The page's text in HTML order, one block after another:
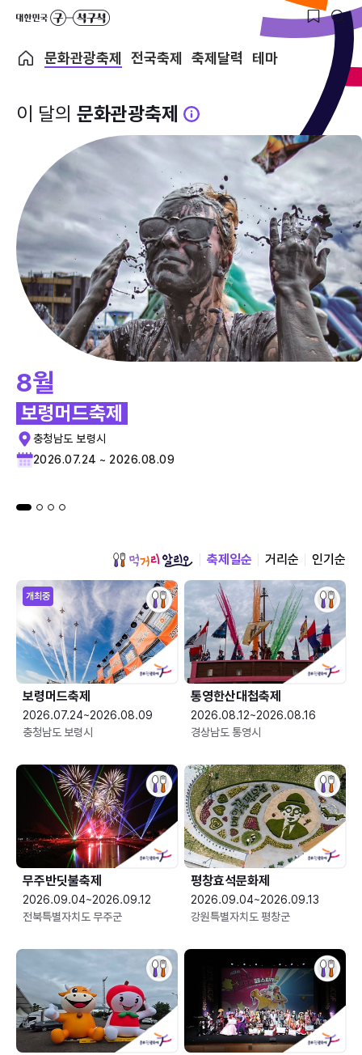
문화관광축제 전국축제 축제달력 테마
이 달의 문화관광축제
8월
보령머드축제
충청남도 보령시
2026.07.24 ~ 2026.08.09
축제일순 거리순 인기순
개최중
보령머드축제
2026.07.24~2026.08.09
충청남도 보령시
통영한산대첩축제
2026.08.12~2026.08.16
경상남도 통영시
무주반딧불축제
2026.09.04~2026.09.12
전북특별자치도 무주군
평창효석문화제
2026.09.04~2026.09.13
강원특별자치도 평창군